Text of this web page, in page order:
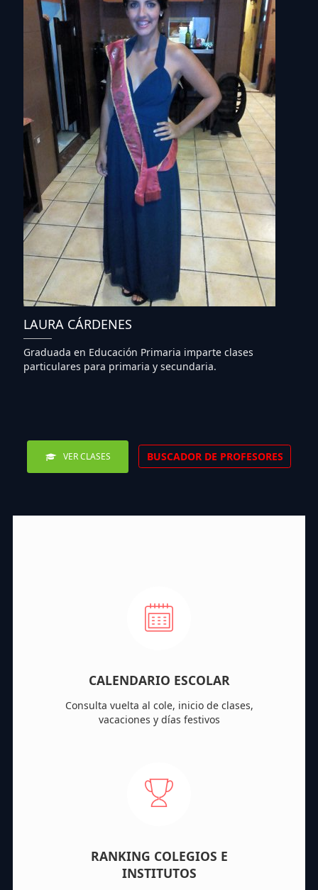
LAURA CÁRDENES
Graduada en Educación Primaria imparte clases
particulares para primaria y secundaria.
VER CLASES BUSCADOR DE PROFESORES
CALENDARIO ESCOLAR
Consulta vuelta al cole, inicio de clases,
vacaciones y días festivos
RANKING COLEGIOS E
INSTITUTOS